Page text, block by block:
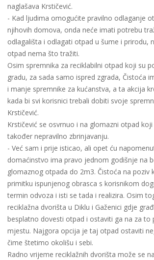
naglašava Krstičević.
- Kad ljudima omogućite pravilno odlaganje
njihovih domova, onda neće imati potrebu
odlagališta i odlagati otpad u šume i prirodu,
otpad nema što tražiti.
Osim spremnika za reciklabilni otpad koji su
gradu, za sada samo ispred zgrada, Čistoća
i manje spremnike za kućanstva, a ta akcija
kada bi svi korisnici trebali dobiti svoje
Krstičević.
Krstičević se osvrnuo i na glomazni otpad
također nepravilno zbrinjavanju.
- Već sam i prije isticao, ali opet ću
domaćinstvo ima pravo jednom godišnje na
glomaznog otpada do 2m3. Čistoća na poziv
primitku ispunjenog obrasca s korisnikom
termin odvoza i isti se tada i realizira. Osim
reciklažna dvorišta u Diklu i Gaženici gdje
besplatno dovesti otpad i ostaviti ga na za to
mjestu. Najgora opcija je taj otpad ostaviti
čime štetimo okolišu i sebi.
Radno vrijeme reciklažnih dvorišta može se